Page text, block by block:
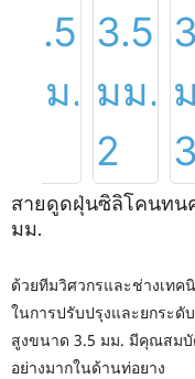
สายดูดฝุ่นซิลิโคนทน
มม.
ด้วยทีมวิศวกรและช่างเทค
ในการปรับปรุงและยกระ
สูงขนาด 3.5 มม. มีคุณสม
อย่างมากในด้านท่อยาง